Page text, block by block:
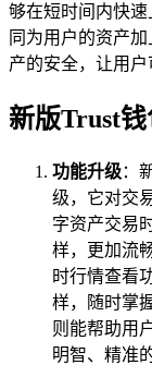
够在短时间内快速
同为用户的资产
产的安全，让用户
新版Trust
功能升级：
级，它对交
字资产交易
样，更加流
时行情查看
样，随时掌
则能帮助用
明智、精准